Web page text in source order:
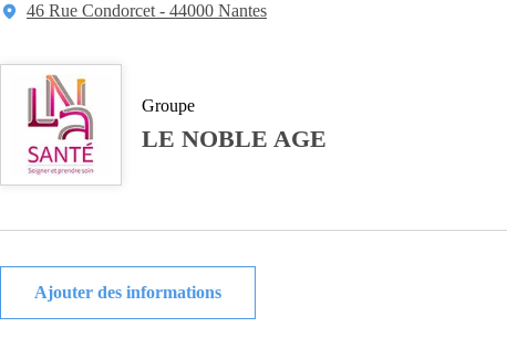
46 Rue Condorcet - 44000 Nantes
Groupe
LE NOBLE AGE
Ajouter des informations